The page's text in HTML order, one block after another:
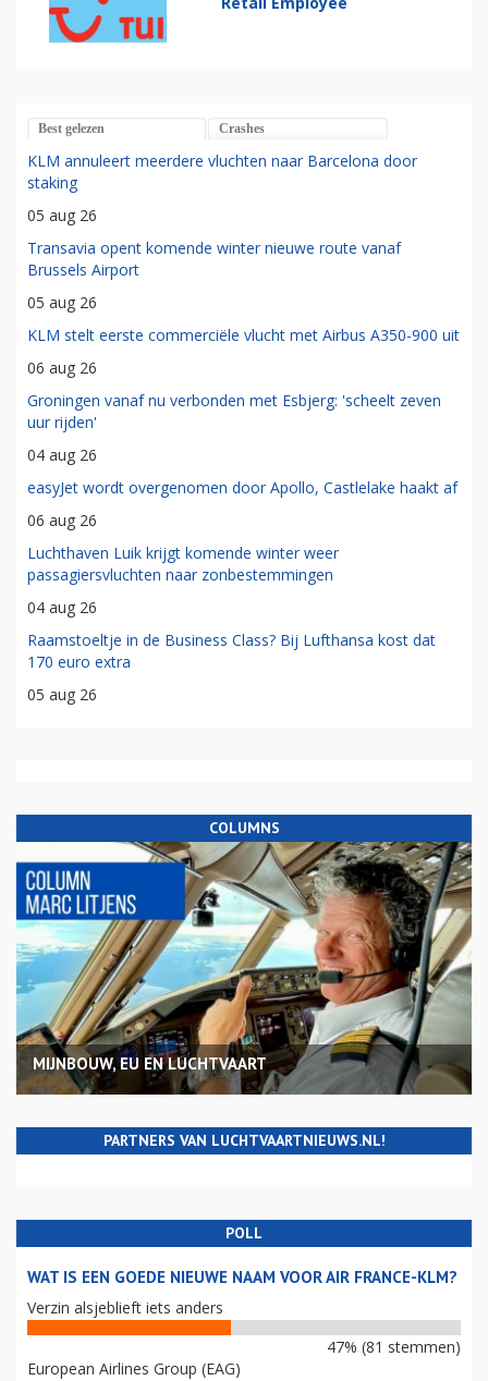
Best gelezen Crashes
KLM annuleert meerdere vluchten naar Barcelona door
staking
05 aug 26
Transavia opent komende winter nieuwe route vanaf
Brussels Airport
05 aug 26
KLM stelt eerste commerciële vlucht met Airbus A350-900 uit
06 aug 26
Groningen vanaf nu verbonden met Esbjerg: 'scheelt zeven
uur rijden'
04 aug 26
easyJet wordt overgenomen door Apollo, Castlelake haakt af
06 aug 26
Luchthaven Luik krijgt komende winter weer
passagiersvluchten naar zonbestemmingen
04 aug 26
Raamstoeltje in de Business Class? Bij Lufthansa kost dat
170 euro extra
05 aug 26
COLUMNS
MIJNBOUW, EU EN LUCHTVAART
PARTNERS VAN LUCHTVAARTNIEUWS.NL!
POLL
WAT IS EEN GOEDE NIEUWE NAAM VOOR AIR FRANCE-KLM?
Verzin alsjeblieft iets anders
47% (81 stemmen)
European Airlines Group (EAG)